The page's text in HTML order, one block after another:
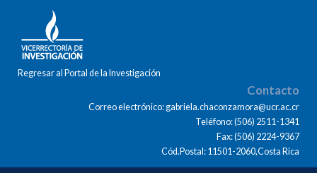
Regresar al Portal de la Investigación
Contacto
Correo electrónico: gabriela.chaconzamora@ucr.ac.cr
Teléfono: (506) 2511-1341
Fax: (506) 2224-9367
Cód.Postal: 11501-2060,Costa Rica